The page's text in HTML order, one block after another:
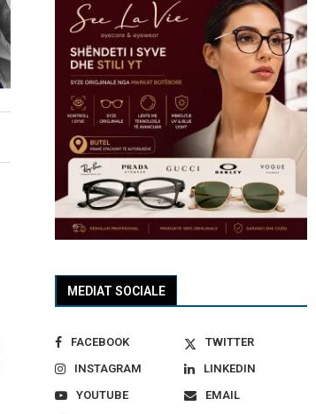
MEDIAT SOCIALE
FACEBOOK
TWITTER
INSTAGRAM
LINKEDIN
YOUTUBE
EMAIL